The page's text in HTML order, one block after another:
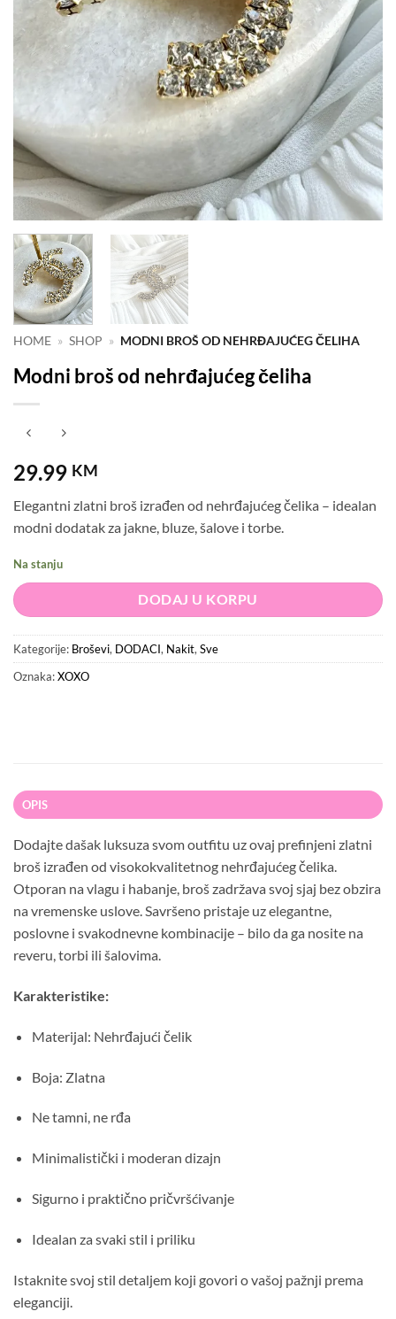
HOME » SHOP » MODNI BROŠ OD NEHRĐAJUĆEG ČELIHA
Modni broš od nehrđajućeg čeliha
29.99 KM
Elegantni zlatni broš izrađen od nehrđajućeg čelika – idealan
modni dodatak za jakne, bluze, šalove i torbe.
Na stanju
DODAJ U KORPU
Kategorije: Broševi, DODACI, Nakit,Sve
Oznaka:XOXO
OPIS
Dodajte dašak luksuza svom outfitu uz ovaj prefinjeni zlatni
broš izrađen od visokokvalitetnog nehrđajućeg čelika.
Otporan na vlagu i habanje, broš zadržava svoj sjaj bez obzira
na vremenske uslove. Savršeno pristaje uz elegantne,
poslovne i svakodnevne kombinacije – bilo da ga nosite na
reveru, torbi ili šalovima.
Karakteristike:
Materijal: Nehrđajući čelik
Boja: Zlatna
Ne tamni, ne rđa
Minimalistički i moderan dizajn
Sigurno i praktično pričvršćivanje
Idealan za svaki stil i priliku
Istaknite svoj stil detaljem koji govori o vašoj pažnji prema
eleganciji.